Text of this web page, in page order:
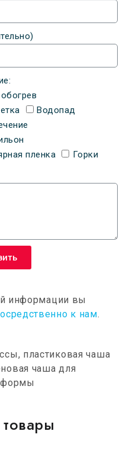
Водопад
пленка
Горки
информации вы
к нам.
пластиковая чаша
чаша для
формы